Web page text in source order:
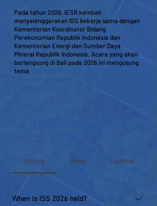
Pada tahun 2026, IESR kembali
menyelenggarakan ISS bekerja sama dengan
Kementerian Koordinator Bidang
Perekonomian Republik Indonesia dan
Kementerian Energi dan Sumber Daya
Mineral Republik Indonesia. Acara yang akan
berlangsung di Bali pada 2026 ini mengusung
tema
Umum Akun Lainnya
When is ISS 2026 held?